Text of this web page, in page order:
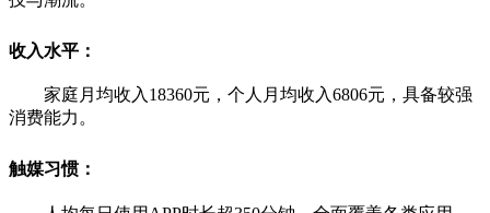
收入水平：
家庭月均收入18360元，个人月均收入6806元，具备较强
消费能力。
触媒习惯：